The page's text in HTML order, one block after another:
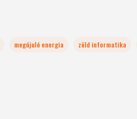
megújuló energia zöld informatika